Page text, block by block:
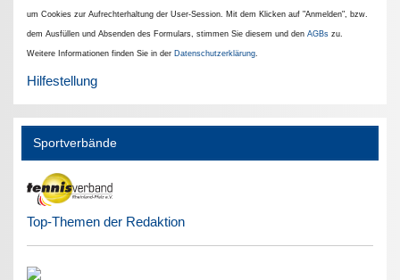
um Cookies zur Aufrechterhaltung der User-Session. Mit dem Klicken auf "Anmelden", bzw.
dem Ausfüllen und Absenden des Formulars, stimmen Sie diesem und denAGBs zu.
Weitere Informationen finden Sie in der Datenschutzerklärung
Hilfestellung
Sportverbände
Top-Themen der Redaktion